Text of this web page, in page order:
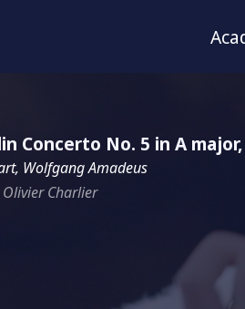
Concerto No. 5 in A major,
Wolfgang Amadeus
Olivier Charlier